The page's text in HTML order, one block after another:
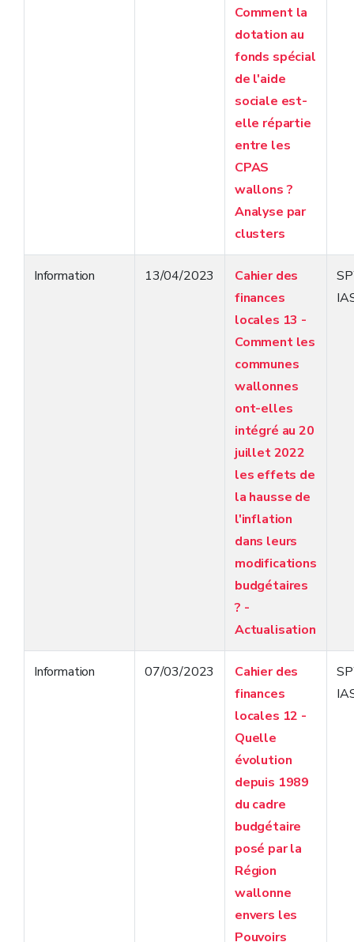
Comment la
dotation au
fonds spécial
de l'aide
sociale est-
elle répartie
entre les
CPAS
wallons ?
Analyse par
clusters
Information 13/04/2023
Cahier des
finances
locales 13 -
Comment les
communes
wallonnes
ont-elles
intégré au 20
juillet 2022
les effets de
la hausse de
l'inflation
dans leurs
modifications
budgétaires
? -
Actualisation
Information 07/03/2023
Cahier des
finances
locales 12 -
Quelle
évolution
depuis 1989
du cadre
budgétaire
posé par la
Région
wallonne
envers les
Pouvoirs